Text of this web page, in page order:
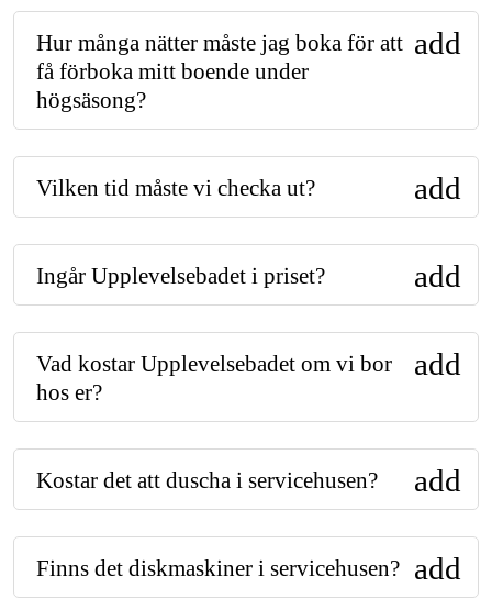
Hur många nätter måste jag boka för att
få förboka mitt boende under
högsäsong?
add
Vilken tid måste vi checka ut? add
Ingår Upplevelsebadet i priset? add
Vad kostar Upplevelsebadet om vi bor
hos er?
add
Kostar det att duscha i servicehusen? add
Finns det diskmaskiner i servicehusen? add